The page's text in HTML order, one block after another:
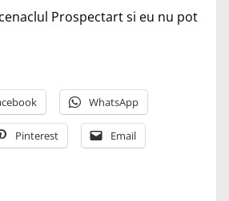
Prospectart si eu nu pot
WhatsApp
Pinterest Email